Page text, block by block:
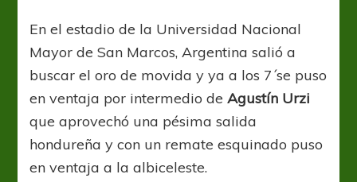
En el estadio de la Universidad Nacional
Mayor de San Marcos, Argentina salió a
buscar el oro de movida y ya a los 7´se puso
en ventaja por intermedio deAgustín Urzi
que aprovechó una pésima salida
hondureña y con un remate esquinado puso
en ventaja a la albiceleste.